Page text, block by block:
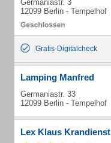
Germaniastr. 3
12099 Berlin - Tempelhof
Gratis-Digitalcheck
Lamping Manfred
Germaniastr. 33
12099 Berlin - Tempelhof
Lex Klaus Krandienst